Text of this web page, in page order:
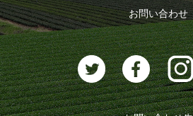
お茶に合うスイーツ
ログアウト
お問い合わせ